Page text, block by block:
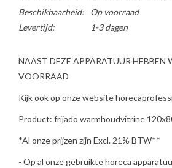
Beschikbaarheid:
Op voorraad
Levertijd:
1-3 dagen
NAAST DEZE APPARATUUR
VOORRAAD
Kijk ook op onze website
Product: frijado warmhoudvitrine
*Al onze prijzen zijn Excl. 21% BTW**
- Op al onze gebruikte horeca